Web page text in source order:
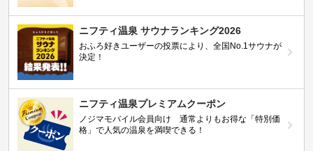
ニフティ温泉 サウナランキング2026
おふろ好きユーザーの投票により、全国No.1サウナが
決定！
ニフティ温泉プレミアムクーポン
ノジマモバイル会員向け 通常よりもお得な「特別価
格」で人気の温泉を満喫できる！